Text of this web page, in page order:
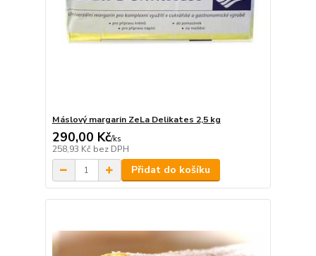
Máslový margarin ZeLa Delikates 2,5 kg
290,00 Kč/ks
258,93 Kč bez DPH
Přidat do košíku